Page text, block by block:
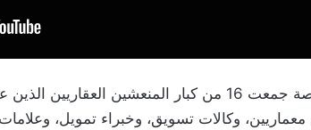
وشكل هذا الحدث الجهوي منصة جمعت 16 من كبار
وكالات تسويق، وخبراء تمويل،